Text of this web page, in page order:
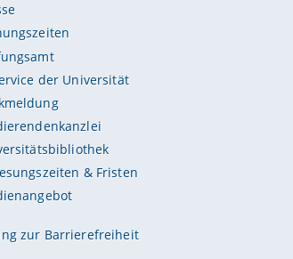
der Universität
& Fristen
zur Barrierefreiheit